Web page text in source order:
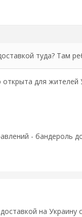
туда? Там
открыта для
- бандероль
на Украину